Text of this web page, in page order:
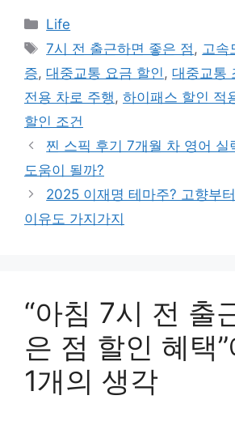
카
테
리
Life
태
그
7시 전 출근하면 좋은 점 , 고속
증, 대중교통 요금 할인 , 대중교통
전용 차로 주행 , 하이패스 할인 적
할인 조건
찐 스픽 후기 7개월 차 영어 실
도움이 될까?
2025 이재명 테마주? 고향부
이유도 가지가지
“아침 7시 전 출
은 점 할인 혜택
1개의 생각